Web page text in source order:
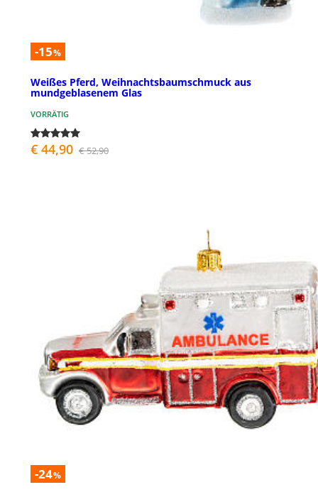
-15%
Weißes Pferd, Weihnachtsbaumschmuck aus
mundgeblasenem Glas
VORRÄTIG
€ 44,90 € 52,90
-24%